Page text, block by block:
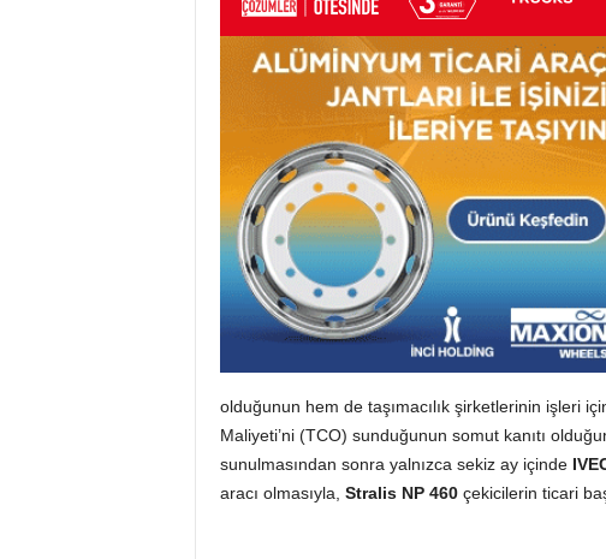
olduğunun hem de taşımacılık şirketlerinin işleri
Maliyeti’ni (TCO) sunduğunun somut kanıtı
sunulmasından sonra yalnızca sekiz ay içinde
aracı olmasıyla, Stralis NP 460çekicilerin ticari